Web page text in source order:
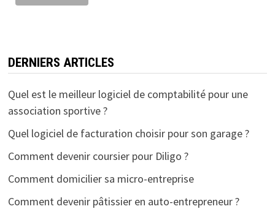
DERNIERS ARTICLES
Quel est le meilleur logiciel de comptabilité pour une
association sportive ?
Quel logiciel de facturation choisir pour son garage ?
Comment devenir coursier pour Diligo ?
Comment domicilier sa micro-entreprise
Comment devenir pâtissier en auto-entrepreneur ?